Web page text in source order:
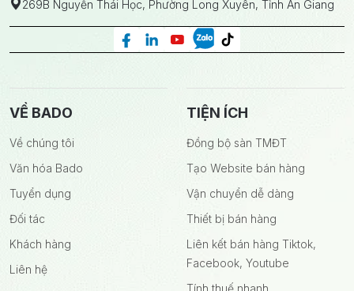
269B Nguyễn Thái Học, Phường Long Xuyên, Tỉnh An Giang
VỀ BADO
Về chúng tôi
Văn hóa Bado
Tuyển dụng
Đối tác
Khách hàng
Liên hệ
TIỆN ÍCH
Đồng bộ sàn TMĐT
Tạo Website bán hàng
Vận chuyển dễ dàng
Thiết bị bán hàng
Liên kết bán hàng Tiktok,
Facebook, Youtube
Tính thuế nhanh